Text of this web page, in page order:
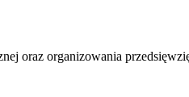
oraz organizowania